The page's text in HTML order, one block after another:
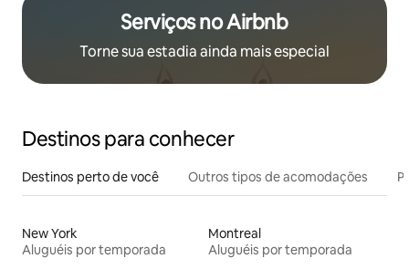
Serviços no Airbnb
Torne sua estadia ainda mais especial
Destinos para conhecer
Destinos perto de você Outros tipos de acomodações
New York
Aluguéis por temporada
Montreal
Aluguéis por temporada